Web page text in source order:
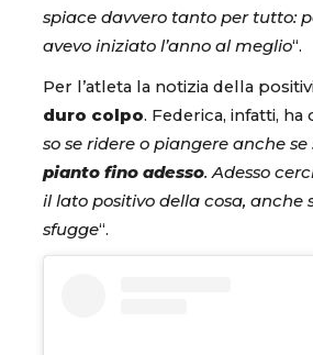
spiace davvero tanto per tutto:
avevo iniziato l’anno al meglio“.
Per l’atleta la notizia della
duro colpo. Federica, infatti, ha
so se ridere o piangere anche se
pianto fino adesso. Adesso
il lato positivo della cosa, anche
sfugge“.